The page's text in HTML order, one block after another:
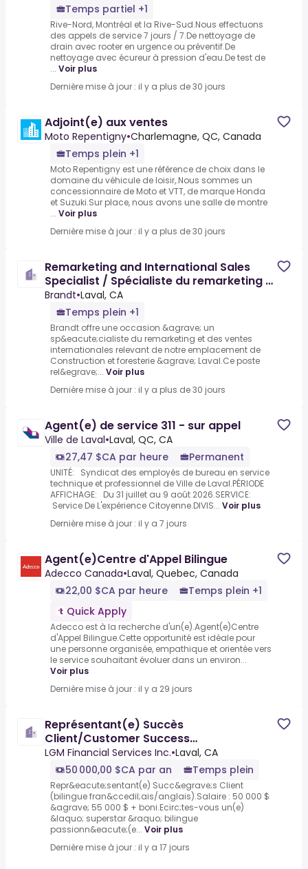
Temps partiel +1
Rive-Nord, Montréal et la Rive-Sud.Nous effectuons
des appels de service 7 jours / 7.De nettoyage de
drain avec rooter en urgence ou préventif.De
nettoyage avec écureur à pression d'eau.De test de
... Voir plus
Dernière mise à jour : il y a plus de 30 jours
Adjoint(e) aux ventes
Moto Repentigny•Charlemagne, QC, Canada
Temps plein +1
Moto Repentigny est une référence de choix dans le
domaine du véhicule de loisir,.Nous sommes un
concessionnaire de Moto et VTT, de marque Honda
et Suzuki.Sur place, nous avons une salle de montre
... Voir plus
Dernière mise à jour : il y a plus de 30 jours
Remarketing and International Sales
Specialist / Spécialiste du remarketing et
des ventes
Brandt•Laval, CA
Temps plein +1
Brandt offre une occasion &agrave; un
sp&eacute;cialiste du remarketing et des ventes
internationales relevant de notre emplacement de
Construction et foresterie &agrave; Laval.Ce poste
rel&egrave;... Voir plus
Dernière mise à jour : il y a plus de 30 jours
Agent(e) de service 311 - sur appel
Ville de Laval•Laval, QC, CA
27,47 $CA par heure
Permanent
UNITÉ: Syndicat des employés de bureau en service
technique et professionnel de Ville de Laval.PÉRIODE
AFFICHAGE: Du 31 juillet au 9 août 2026.SERVICE:
Service De L'expérience Citoyenne.DIVIS... Voir plus
Dernière mise à jour : il y a 7 jours
Agent(e)Centre d'Appel Bilingue
Adecco Canada•Laval, Quebec, Canada
22,00 $CA par heure
Temps plein +1
Quick Apply
Adecco est à la recherche d'un(e).Agent(e)Centre
d'Appel Bilingue.Cette opportunité est idéale pour
une personne organisée, empathique et orientée vers
le service souhaitant évoluer dans un environ...
Voir plus
Dernière mise à jour : il y a 29 jours
Représentant(e) Succès
Client/Customer Success
Representative (bilingue
français/anglais)
LGM Financial Services Inc.•Laval, CA
50 000,00 $CA par an
Temps plein
Repr&eacute;sentant(e) Succ&egrave;s Client
(bilingue fran&ccedil;ais/anglais).Salaire : 50 000 $
&agrave; 55 000 $ + boni.Ecirc;tes-vous un(e)
&laquo; superstar &raquo; bilingue
passionn&eacute;(e... Voir plus
Dernière mise à jour : il y a 17 jours